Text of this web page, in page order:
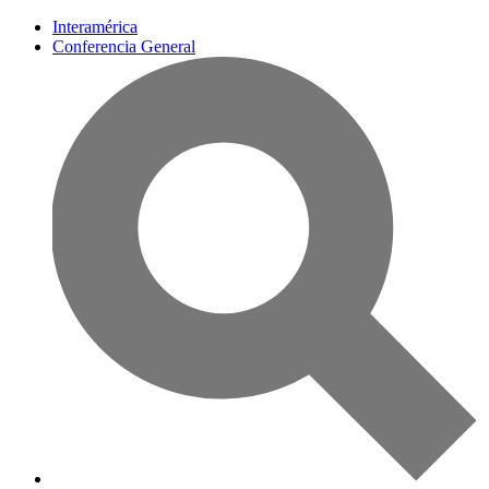
Interamérica
Conferencia General